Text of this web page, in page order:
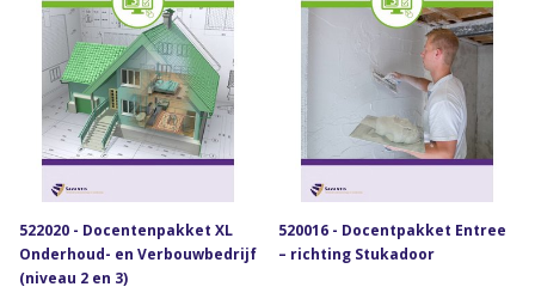
522020 - Docentenpakket XL
Onderhoud- en Verbouwbedrijf
(niveau 2 en 3)
520016 - Docentpakket Entree
– richting Stukadoor